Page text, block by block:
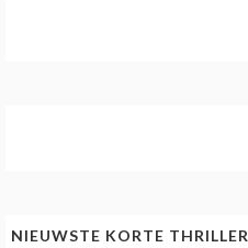
NIEUWSTE KORTE THRILLER